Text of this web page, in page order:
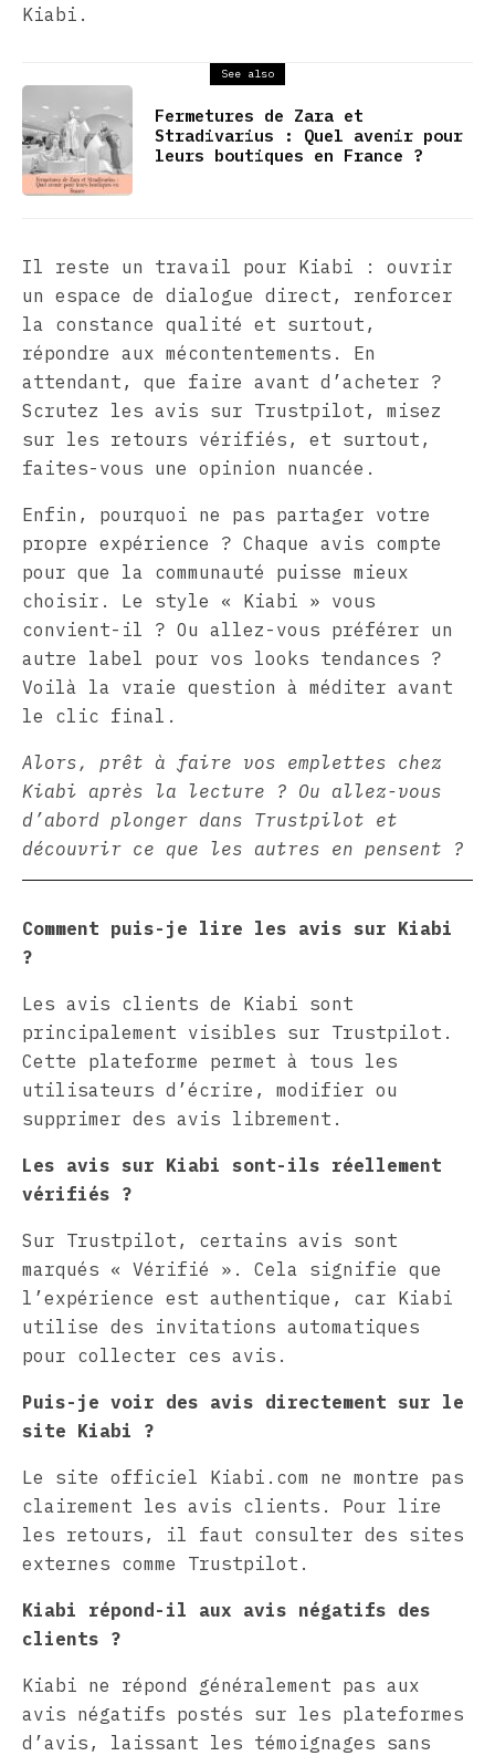
Kiabi.
See also
Fermetures de Zara et
Stradivarius : Quel avenir pour
leurs boutiques en France ?
Il reste un travail pour Kiabi : ouvrir
un espace de dialogue direct, renforcer
la constance qualité et surtout,
répondre aux mécontentements. En
attendant, que faire avant d’acheter ?
Scrutez les avis sur Trustpilot, misez
sur les retours vérifiés, et surtout,
faites-vous une opinion nuancée.
Enfin, pourquoi ne pas partager votre
propre expérience ? Chaque avis compte
pour que la communauté puisse mieux
choisir. Le style « Kiabi » vous
convient-il ? Ou allez-vous préférer un
autre label pour vos looks tendances ?
Voilà la vraie question à méditer avant
le clic final.
Alors, prêt à faire vos emplettes chez
Kiabi après la lecture ? Ou allez-vous
d’abord plonger dans Trustpilot et
découvrir ce que les autres en pensent ?
Comment puis-je lire les avis sur Kiabi
?
Les avis clients de Kiabi sont
principalement visibles sur Trustpilot.
Cette plateforme permet à tous les
utilisateurs d’écrire, modifier ou
supprimer des avis librement.
Les avis sur Kiabi sont-ils réellement
vérifiés ?
Sur Trustpilot, certains avis sont
marqués « Vérifié ». Cela signifie que
l’expérience est authentique, car Kiabi
utilise des invitations automatiques
pour collecter ces avis.
Puis-je voir des avis directement sur le
site Kiabi ?
Le site officiel Kiabi.com ne montre pas
clairement les avis clients. Pour lire
les retours, il faut consulter des sites
externes comme Trustpilot.
Kiabi répond-il aux avis négatifs des
clients ?
Kiabi ne répond généralement pas aux
avis négatifs postés sur les plateformes
d’avis, laissant les témoignages sans